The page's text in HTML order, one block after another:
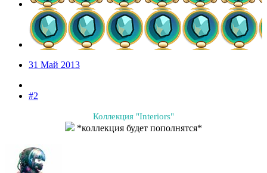
31 Май 2013
#2
Коллекция "Interiors"
*коллекция будет пополнятся*​